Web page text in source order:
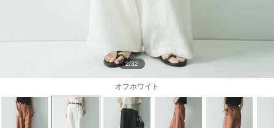
オフホワイト
2/32